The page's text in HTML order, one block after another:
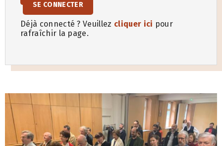
SE CONNECTER
Déjà connecté ? Veuillez cliquer ici pour
rafraîchir la page.